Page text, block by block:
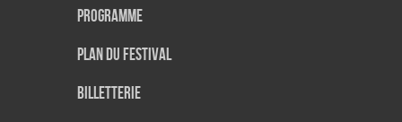
Programme
Plan du festival
Billetterie